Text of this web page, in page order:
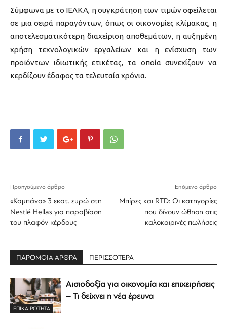
Σύμφωνα με το ΙΕΛΚΑ, η συγκράτηση των τιμών οφείλεται
σε μια σειρά παραγόντων, όπως οι οικονομίες κλίμακας, η
αποτελεσματικότερη διαχείριση αποθεμάτων, η αυξημένη
χρήση τεχνολογικών εργαλείων και η ενίσχυση των
προϊόντων ιδιωτικής ετικέτας, τα οποία συνεχίζουν να
κερδίζουν έδαφος τα τελευταία χρόνια.
Προηγούμενο άρθρο
«Καμπάνα» 3 εκατ. ευρώ στη
Nestlé Hellas για παραβίαση
του πλαφόν κέρδους
Επόμενο άρθρο
Μπίρες και RTD: Οι κατηγορίες
που δίνουν ώθηση στις
καλοκαιρινές πωλήσεις
ΠΑΡΟΜΟΙΑ ΑΡΘΡΑ ΠΕΡΙΣΣΟΤΕΡΑ
ΕΠΙΚΑΙΡΟΤΗΤΑ
Αισιοδοξία για οικονομία και επιχειρήσεις
– Τι δείχνει η νέα έρευνα